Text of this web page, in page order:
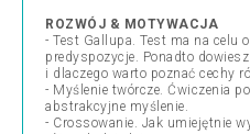
ROZWÓJ & MOTYWACJA
- Test Gallupa. Test ma na celu
predyspozycje. Ponadto
i dlaczego warto poznać cechy
- Myślenie twórcze. Ćwiczenia
abstrakcyjne myślenie.
- Crossowanie. Jak umiejętnie